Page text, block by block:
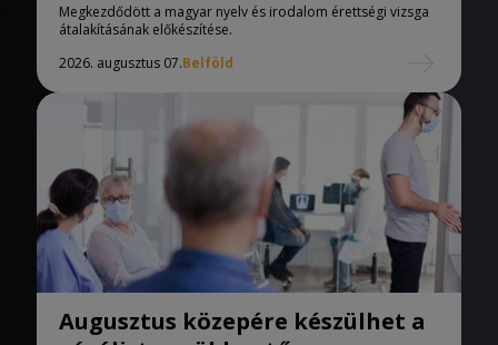
Megkezdődött a magyar nyelv és irodalom érettségi vizsga
átalakításának előkészítése.
2026. augusztus 07.Belföld
Augusztus közepére készülhet a